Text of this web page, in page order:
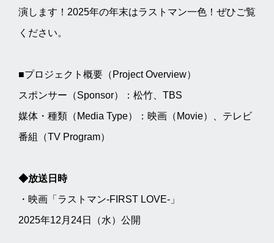
演します！2025年の年末はラストマン一色！ぜひご覧
ください。
■プロジェクト概要（Project Overview）
スポンサー（Sponsor）：松竹、TBS
媒体・種類（Media Type）：映画（Movie）、テレビ
番組（TV Program）
◆放送日時
・映画「ラストマン-FIRST LOVE-」
2025年12月24日（水）公開